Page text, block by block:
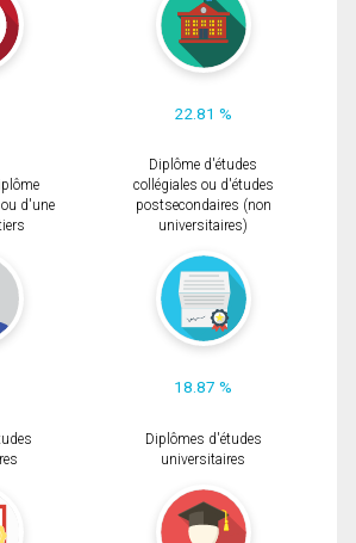
22.81 %
d'une
Diplôme d'études
collégiales ou d'études
postsecondaires (non
universitaires)
18.87 %
Diplômes d'études
universitaires